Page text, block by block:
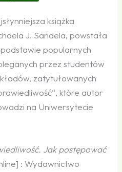
książka
J. Sandela, powstała
popularnych
przez studentów
zatytułowanych
które autor
na Uniwersytecie
Jak postępować
: Wydawnictwo